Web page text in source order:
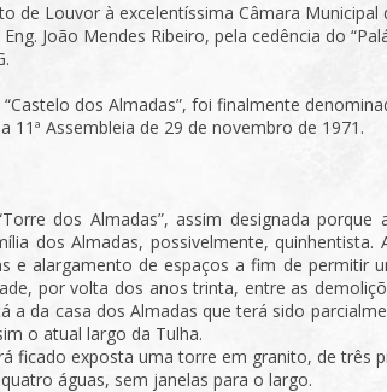
de Louvor à excelentíssima Câmara Municipal
João Mendes Ribeiro, pela cedência do
dos Almadas”, foi finalmente
11ª Assembleia de 29 de novembro de 1971.
dos Almadas”, assim designada
dos Almadas, possivelmente, quinhentista.
e alargamento de espaços a fim de permitir
por volta dos anos trinta, entre as
a da casa dos Almadas que terá sido
o atual largo da Tulha.
ficado exposta uma torre em granito, de três
águas, sem janelas para o largo.